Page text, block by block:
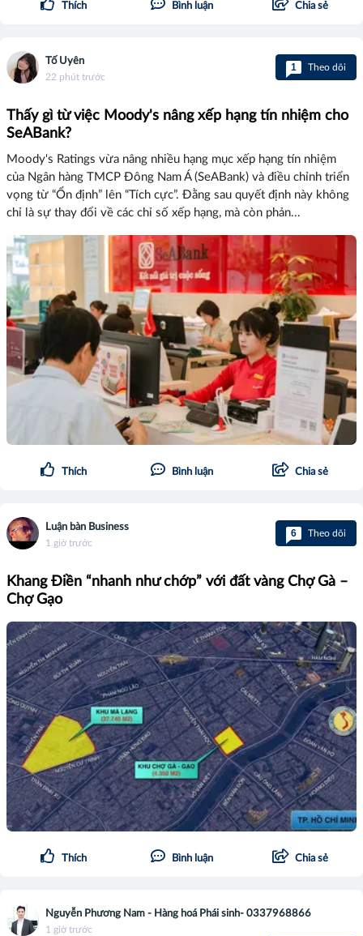
Thích Bình luận Chia sẻ
Tố Uyên
22 phút trước
1 Theo dõi
Thấy gì từ việc Moody's nâng xếp hạng tín nhiệm cho
SeABank?
Moody's Ratings vừa nâng nhiều hạng mục xếp hạng tín nhiệm
của Ngân hàng TMCP Đông Nam Á (SeABank) và điều chỉnh triển
vọng từ “Ổn định” lên “Tích cực”. Đằng sau quyết định này không
chỉ là sự thay đổi về các chỉ số xếp hạng, mà còn phản...
Thích Bình luận Chia sẻ
Luận bàn Business
1 giờ trước
6 Theo dõi
Khang Điền “nhanh như chớp” với đất vàng Chợ Gà –
Chợ Gạo
Thích Bình luận Chia sẻ
Nguyễn Phương Nam - Hàng hoá Phái sinh- 0337968866
1 giờ trước